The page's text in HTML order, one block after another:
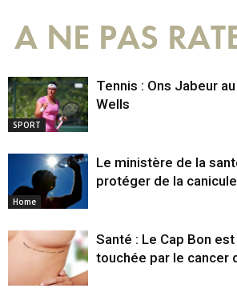
A NE PAS
SPORT
Tennis : Ons Jabeur
Wells
Home
Le ministère de la
protéger de la canicule
Santé : Le Cap Bon
touchée par le cancer